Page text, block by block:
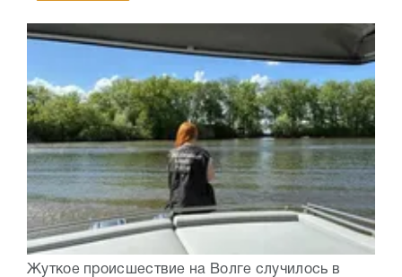
Жуткое происшествие на Волге случилось в